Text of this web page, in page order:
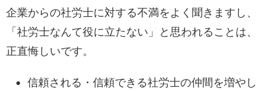
企業からの社労士に対する不満をよく聞きますし、
「社労士なんて役に立たない」と思われることは、
正直悔しいです。
信頼される・信頼できる社労士の仲間を増やし